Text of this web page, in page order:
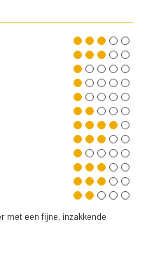
met een fijne, inzakkende